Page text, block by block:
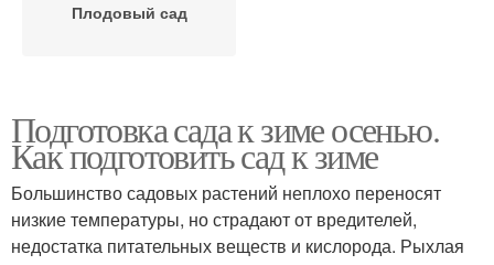
Плодовый сад
Подготовка сада к зиме осенью.
Как подготовить сад к зиме
Большинство садовых растений неплохо переносят
низкие температуры, но страдают от вредителей,
недостатка питательных веществ и кислорода. Рыхлая